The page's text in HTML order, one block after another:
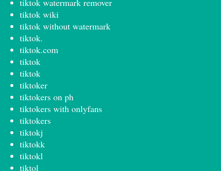
tiktok watermark remover
tiktok wiki
tiktok without watermark
tiktok.
tiktok.com
tiktok
tiktok
tiktoker
tiktokers on ph
tiktokers with onlyfans
tiktokers
tiktokj
tiktokk
tiktokl
tiktol